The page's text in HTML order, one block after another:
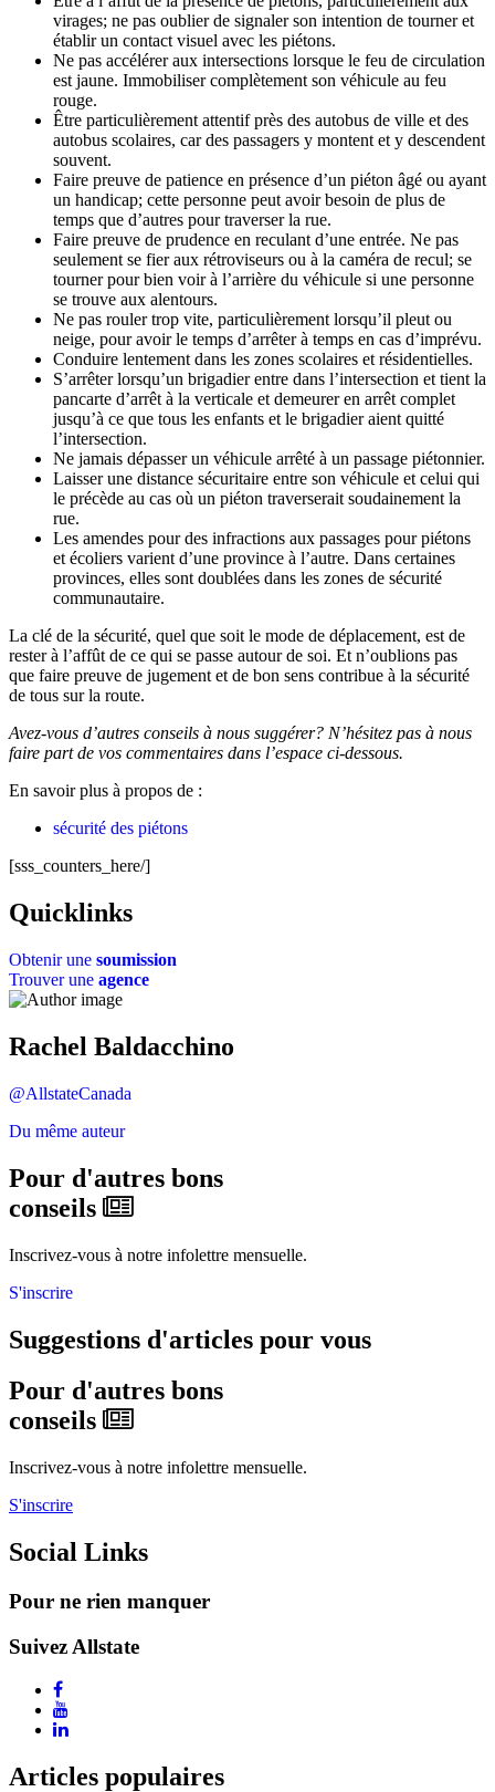
virages; ne pas oublier de signaler son intention de tourner et
établir un contact visuel avec les piétons.
Ne pas accélérer aux intersections lorsque le feu de circulation
est jaune. Immobiliser complètement son véhicule au feu
rouge.
Être particulièrement attentif près des autobus de ville et des
autobus scolaires, car des passagers y montent et y descendent
souvent.
Faire preuve de patience en présence d’un piéton âgé ou ayant
un handicap; cette personne peut avoir besoin de plus de
temps que d’autres pour traverser la rue.
Faire preuve de prudence en reculant d’une entrée. Ne pas
seulement se fier aux rétroviseurs ou à la caméra de recul; se
tourner pour bien voir à l’arrière du véhicule si une personne
se trouve aux alentours.
Ne pas rouler trop vite, particulièrement lorsqu’il pleut ou
neige, pour avoir le temps d’arrêter à temps en cas d’imprévu.
Conduire lentement dans les zones scolaires et résidentielles.
S’arrêter lorsqu’un brigadier entre dans l’intersection et tient la
pancarte d’arrêt à la verticale et demeurer en arrêt complet
jusqu’à ce que tous les enfants et le brigadier aient quitté
l’intersection.
Ne jamais dépasser un véhicule arrêté à un passage piétonnier.
Laisser une distance sécuritaire entre son véhicule et celui qui
le précède au cas où un piéton traverserait soudainement la
rue.
Les amendes pour des infractions aux passages pour piétons
et écoliers varient d’une province à l’autre. Dans certaines
provinces, elles sont doublées dans les zones de sécurité
communautaire.
La clé de la sécurité, quel que soit le mode de déplacement, est de
rester à l’affût de ce qui se passe autour de soi. Et n’oublions pas
que faire preuve de jugement et de bon sens contribue à la sécurité
de tous sur la route.
Avez-vous d’autres conseils à nous suggérer? N’hésitez pas à nous
faire part de vos commentaires dans l’espace ci-dessous.
En savoir plus à propos de :
sécurité des piétons
[sss_counters_here/]
Quicklinks
Obtenir une soumission
Trouver une agence
Rachel Baldacchino
@AllstateCanada
Du même auteur
Pour d'autres bons
conseils
Inscrivez-vous à notre infolettre mensuelle.
S'inscrire
Suggestions d'articles pour vous
Pour d'autres bons
conseils
Inscrivez-vous à notre infolettre mensuelle.
S'inscrire
Social Links
Pour ne rien manquer
Suivez Allstate
Articles populaires